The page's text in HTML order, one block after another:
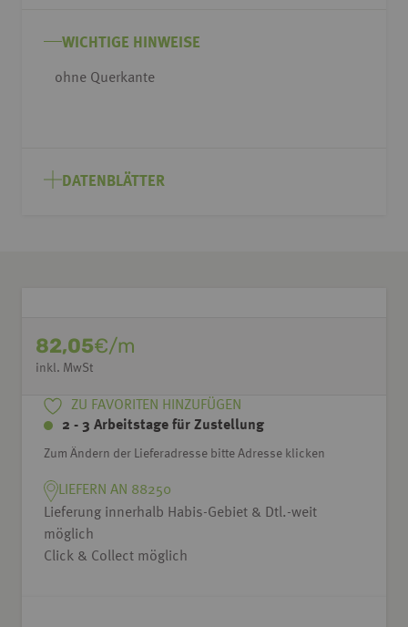
springenWICHTIGE HINWEISE
ohne Querkante
DATENBLÄTTER
82,05€/m
inkl. MwSt
ZU FAVORITEN HINZUFÜGEN
2 - 3 Arbeitstage für Zustellung
Zum Ändern der Lieferadresse bitte Adresse klicken
LIEFERN AN 88250
Lieferung innerhalb Habis-Gebiet & Dtl.-weit
möglich
Click & Collect möglich